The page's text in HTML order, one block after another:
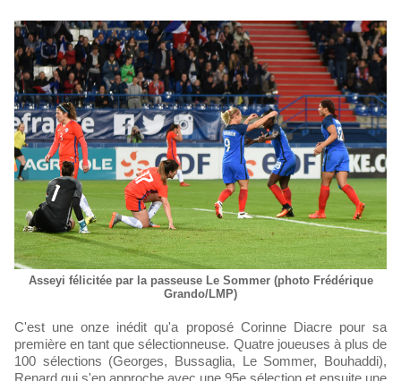
Asseyi félicitée par la passeuse Le Sommer (photo Frédérique
Grando/LMP)
C'est une onze inédit qu'a proposé Corinne Diacre pour sa
première en tant que sélectionneuse. Quatre joueuses à plus de
100 sélections (Georges, Bussaglia, Le Sommer, Bouhaddi),
Renard qui s'en approche avec une 95e sélection et ensuite une